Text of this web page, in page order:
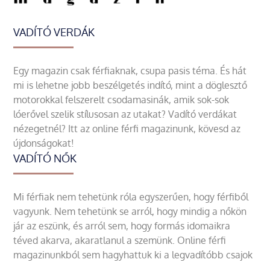
VADÍTÓ VERDÁK
Egy magazin csak férfiaknak, csupa pasis téma. És hát
mi is lehetne jobb beszélgetés indító, mint a döglesztő
motorokkal felszerelt csodamasinák, amik sok-sok
lóerővel szelik stílusosan az utakat? Vadító verdákat
nézegetnél? Itt az online férfi magazinunk, kövesd az
újdonságokat!
VADÍTÓ NŐK
Mi férfiak nem tehetünk róla egyszerűen, hogy férfiből
vagyunk. Nem tehetünk se arról, hogy mindig a nőkön
jár az eszünk, és arról sem, hogy formás idomaikra
téved akarva, akaratlanul a szemünk. Online férfi
magazinunkból sem hagyhattuk ki a legvadítóbb csajok